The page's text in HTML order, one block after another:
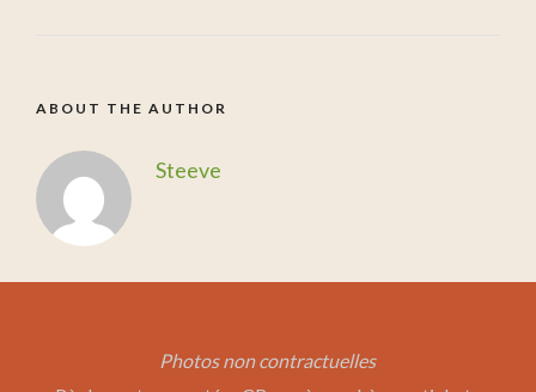
ABOUT THE AUTHOR
Steeve
Photos non contractuelles